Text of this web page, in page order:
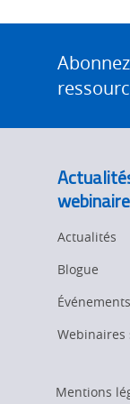
Actualités
Blogue
Événements
Webinaires
Mentions